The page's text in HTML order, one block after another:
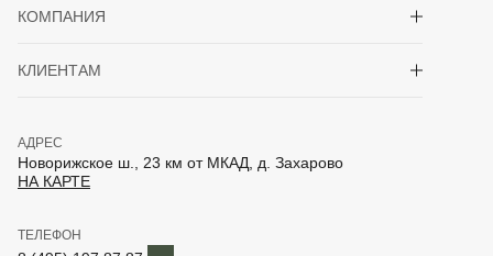
КОМПАНИЯ
КЛИЕНТАМ
АДРЕС
Новорижское ш., 23 км от МКАД, д. Захарово
НА КАРТЕ
ТЕЛЕФОН